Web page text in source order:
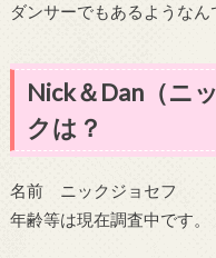
ダンサーでもあるようなん
Nick＆Dan（ニ
クは？
名前 ニックジョセフ
年齢等は現在調査中です。